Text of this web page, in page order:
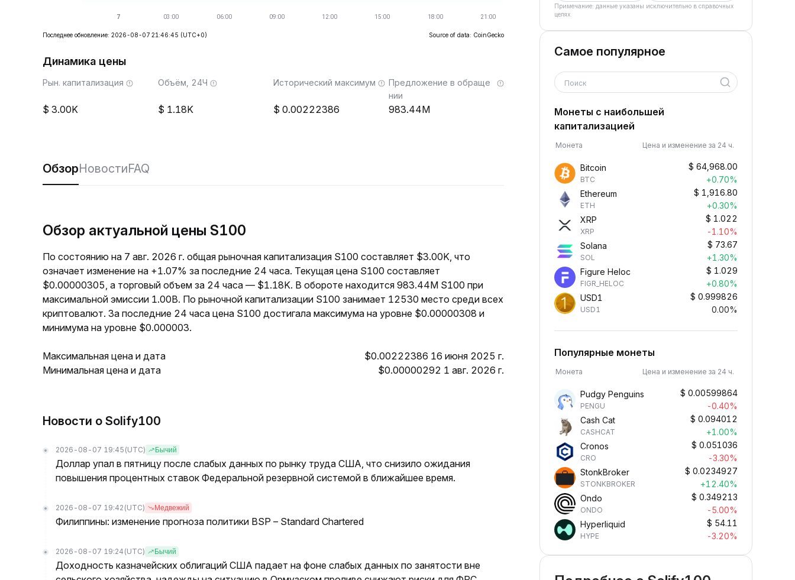
Последнее обновление: 2026-08-07 21:46:45 (UTC+0) Source of data: CoinGecko
Динамика цены
Рын. капитализация
3.00K
Объём, 24Ч
1.18K
Исторический максимум
0.00222386
Предложение в обраще
нии
983.44M
ОбзорНовостиFAQ
Обзор актуальной цены S100
По состоянию на 7 авг. 2026 г. общая рыночная капитализация S100 составляет $3.00K, что
означает изменение на +1.07% за последние 24 часа. Текущая цена S100 составляет
$0.00000305, а торговый объем за 24 часа — $1.18K. В обороте находится 983.44M S100 при
максимальной эмиссии 1.00B. По рыночной капитализации S100 занимает 12530 место среди всех
криптовалют. За последние 24 часа цена S100 достигала максимума на уровне $0.00000308 и
минимума на уровне $0.000003.
Максимальная цена и дата
$0.00222386 16 июня 2025 г.
Минимальная цена и дата
$0.00000292 1 авг. 2026 г.
Новости о Solify100
2026-08-07 19:45 (UTC) Бычий
Доллар упал в пятницу после слабых данных по рынку труда США, что снизило ожидания
повышения процентных ставок Федеральной резервной системой в ближайшее время.
2026-08-07 19:42 (UTC) Медвежий
Филиппины: изменение прогноза политики BSP – Standard Chartered
2026-08-07 19:24 (UTC) Бычий
Доходность казначейских облигаций США падает на фоне слабых данных по занятости вне
Примечание: данные указаны исключительно в справочных
целях.
Самое популярное
Поиск
Монеты с наибольшей
капитализацией
Монета Цена и изменение за 24 ч.
Bitcoin
BTC
$ 64,968.00
+0.70%
Ethereum
ETH
$ 1,916.80
+0.30%
XRP
XRP
$ 1.022
-1.10%
Solana
SOL
$ 73.67
+1.30%
Figure Heloc
FIGR_HELOC
$ 1.029
+0.80%
USD1
USD1
$ 0.999826
0.00%
Популярные монеты
Монета Цена и изменение за 24 ч.
Pudgy Penguins
PENGU
$ 0.00599864
-0.40%
Cash Cat
CASHCAT
$ 0.094012
+1.00%
Cronos
CRO
$ 0.051036
-3.30%
StonkBroker
STONKBROKER
$ 0.0234927
+12.40%
Ondo
ONDO
$ 0.349213
-5.00%
Hyperliquid
HYPE
$ 54.11
-3.20%